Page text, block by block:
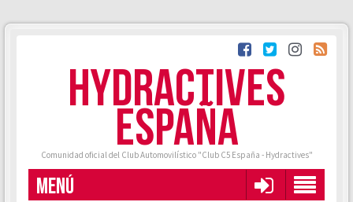
HYDRACTIVES
ESPAÑA
Comunidad oficial del Club Automovilístico "Club C5 España - Hydractives"
MENÚ